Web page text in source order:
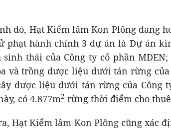
đó, Hạt Kiểm lâm Kon Plông đang
phạt hành chính 3 dự án là Dự án
sinh thái của Công ty cổ phần
và trồng dược liệu dưới tán rừng
dược liệu dưới tán rừng của Công
có 4.877m2 rừng thời điểm cho
Hạt Kiểm lâm Kon Plông cũng xác